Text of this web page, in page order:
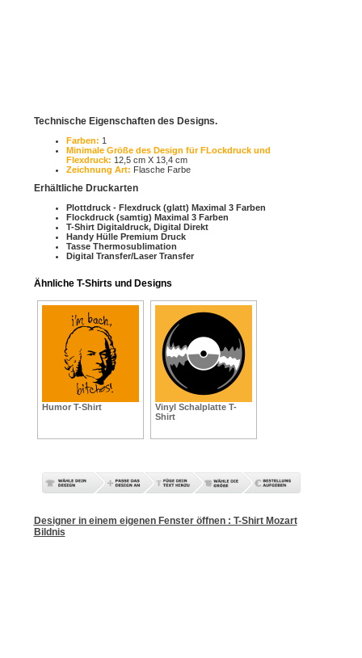
Technische Eigenschaften des Designs.
Farben: 1
Minimale Größe des Design für FLockdruck und
Flexdruck: 12,5 cm X 13,4 cm
Zeichnung Art: Flasche Farbe
Erhältliche Druckarten
Plottdruck - Flexdruck (glatt) Maximal 3 Farben
Flockdruck (samtig) Maximal 3 Farben
T-Shirt Digitaldruck, Digital Direkt
Handy Hülle Premium Druck
Tasse Thermosublimation
Digital Transfer/Laser Transfer
Ähnliche T-Shirts und Designs
Humor T-Shirt
Vinyl Schalplatte T-
Shirt
Designer in einem eigenen Fenster öffnen : T-Shirt Mozart
Bildnis